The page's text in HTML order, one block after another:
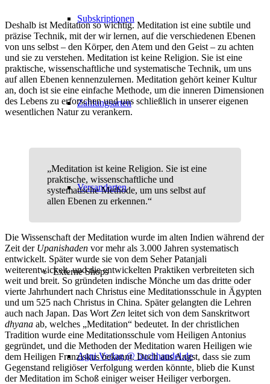
Subskriptionen
Zahlungsarten
Versandarten
Externe Shops
Agni Verlag @ buchhandel.de
Deshalb ist Meditation so wichtig. Meditation ist eine subtile und
präzise Technik, mit der wir lernen, auf die verschiedenen Ebenen
von uns selbst – den Körper, den Atem und den Geist – zu achten
und sie zu verstehen. Meditation ist keine Religion. Sie ist eine
praktische, wissenschaftliche und systematische Technik, um uns
auf allen Ebenen kennenzulernen. Meditation gehört keiner Kultur
an, doch ist sie eine einfache Methode, um die inneren Dimensionen
des Lebens zu erforschen und uns schließlich in unserer eigenen
wesentlichen Natur zu verankern.
„Meditation ist keine Religion. Sie ist eine
praktische, wissenschaftliche und
systematische Methode, um uns selbst auf
allen Ebenen zu erkennen.“
Die Wissenschaft der Meditation wurde im alten Indien während der
Zeit der Upanishaden vor mehr als 3.000 Jahren systematisch
entwickelt. Später wurde sie von dem Seher Patanjali
weiterentwickelt, und die entwickelten Praktiken verbreiteten sich
weit und breit. So gründeten indische Mönche um das dritte oder
vierte Jahrhundert nach Christus eine Meditationsschule in Ägypten
und um 525 nach Christus in China. Später gelangten die Lehren
auch nach Japan. Das Wort Zen leitet sich von dem Sanskritwort
dhyana ab, welches „Meditation“ bedeutet. In der christlichen
Tradition wurde eine Meditationsschule vom Heiligen Antonius
gegründet, und die Methoden der Meditation waren Heiligen wie
dem Heiligen Franziskus bekannt. Doch aus Angst, dass sie zum
Gegenstand religiöser Verfolgung werden könnte, blieb die Kunst
der Meditation im Schoß einiger weiser Heiliger verborgen.